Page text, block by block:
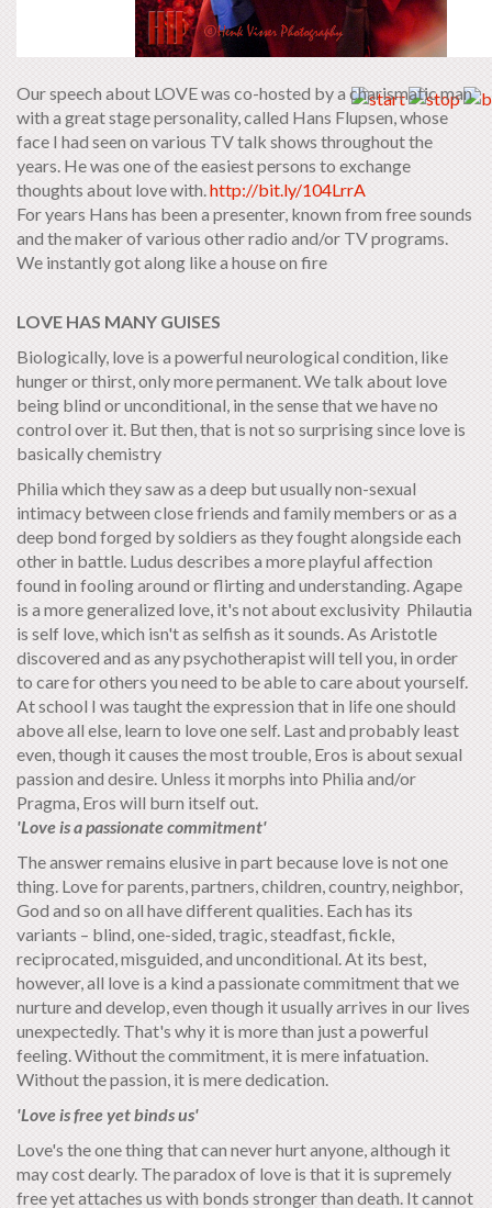
Our speech about LOVE was co-hosted by a charismatic man
with a great stage personality, called Hans Flupsen, whose
face I had seen on various TV talk shows throughout the
years. He was one of the easiest persons to exchange
thoughts about love with. http://bit.ly/104LrrA
For years Hans has been a presenter, known from free sounds
and the maker of various other radio and/or TV programs.
We instantly got along like a house on fire
LOVE HAS MANY GUISES
Biologically, love is a powerful neurological condition, like
hunger or thirst, only more permanent. We talk about love
being blind or unconditional, in the sense that we have no
control over it. But then, that is not so surprising since love is
basically chemistry
Philia which they saw as a deep but usually non-sexual
intimacy between close friends and family members or as a
deep bond forged by soldiers as they fought alongside each
other in battle. Ludus describes a more playful affection
found in fooling around or flirting and understanding. Agape
is a more generalized love, it's not about exclusivity Philautia
is self love, which isn't as selfish as it sounds. As Aristotle
discovered and as any psychotherapist will tell you, in order
to care for others you need to be able to care about yourself.
At school I was taught the expression that in life one should
above all else, learn to love one self. Last and probably least
even, though it causes the most trouble, Eros is about sexual
passion and desire. Unless it morphs into Philia and/or
Pragma, Eros will burn itself out.
'Love is a passionate commitment'
The answer remains elusive in part because love is not one
thing. Love for parents, partners, children, country, neighbor,
God and so on all have different qualities. Each has its
variants – blind, one-sided, tragic, steadfast, fickle,
reciprocated, misguided, and unconditional. At its best,
however, all love is a kind a passionate commitment that we
nurture and develop, even though it usually arrives in our lives
unexpectedly. That's why it is more than just a powerful
feeling. Without the commitment, it is mere infatuation.
Without the passion, it is mere dedication.
'Love is free yet binds us'
Love's the one thing that can never hurt anyone, although it
may cost dearly. The paradox of love is that it is supremely
free yet attaches us with bonds stronger than death. It cannot